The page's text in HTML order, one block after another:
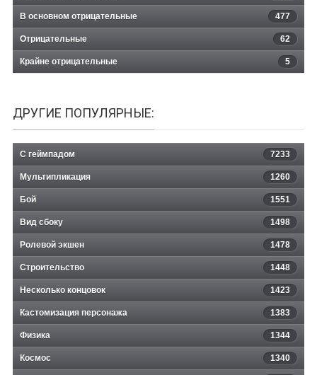
В основном отрицательные 477
Отрицательные 62
Крайне отрицательные 5
ДРУГИЕ ПОПУЛЯРНЫЕ:
С геймпадом 7233
Мультипликация 1260
Бой 1551
Вид сбоку 1498
Ролевой экшен 1478
Строительство 1448
Несколько концовок 1423
Кастомизация персонажа 1383
Физика 1344
Космос 1340